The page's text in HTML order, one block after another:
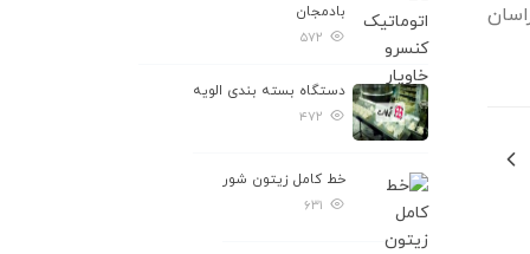
بادمجان
۵۷۲
دستگاه بسته بندی الویه
۴۷۲
خط کامل زیتون شور
۶۳۱